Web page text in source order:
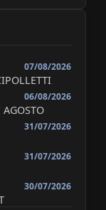
07/08/2026
06/08/2026
31/07/2026
31/07/2026
30/07/2026